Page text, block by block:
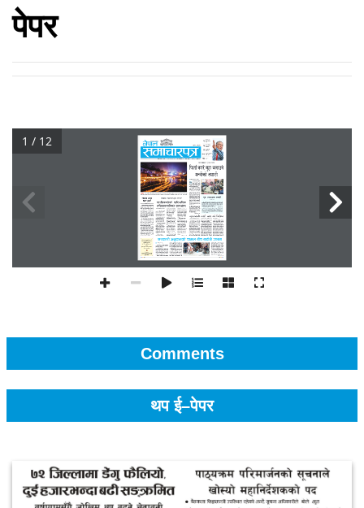
पेपर
1 / 12
Comments
थप ई–पेपर